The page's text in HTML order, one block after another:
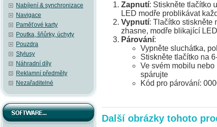
Nabíjení & synchronizace
Navigace
Paměťové karty
Poutka, šňůrky, úchyty
Pouzdra
Stylusy
Náhradní díly
Reklamní předměty
Nezařaditelné
Zapnutí: Stiskněte tlačítko
LED modře problikávat
Vypnutí: Tlačítko stiskněte
zhasne, modře blikající
Párování:
Vypněte sluchátka,
Stiskněte tlačítko na
Ve svém mobilu
spárujte
Kód pro párování:
Další obrázky tohoto